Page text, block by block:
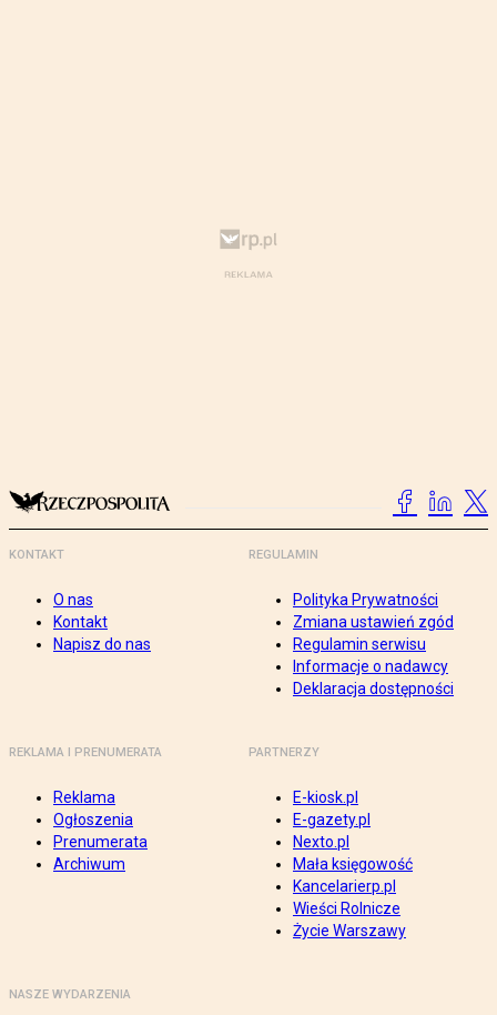
KONTAKT
O nas
Kontakt
Napisz do nas
REGULAMIN
Polityka Prywatności
Zmiana ustawień zgód
Regulamin serwisu
Informacje o nadawcy
Deklaracja dostępności
REKLAMA I PRENUMERATA
Reklama
Ogłoszenia
Prenumerata
Archiwum
PARTNERZY
E-kiosk.pl
E-gazety.pl
Nexto.pl
Mała księgowość
Kancelarierp.pl
Wieści Rolnicze
Życie Warszawy
NASZE WYDARZENIA